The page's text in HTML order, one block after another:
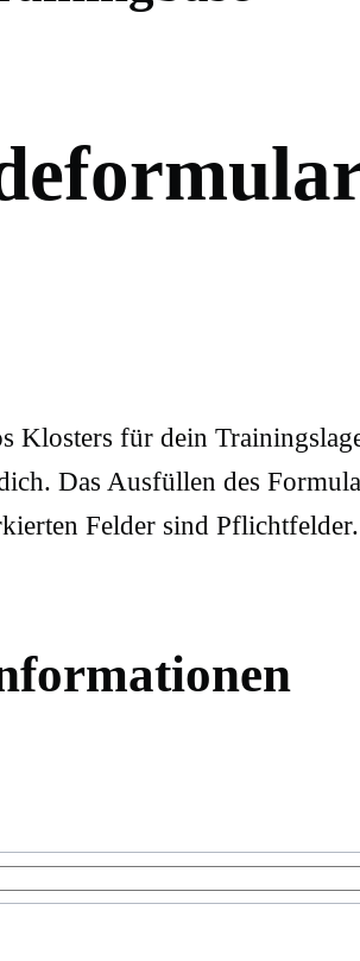
Klosters für dein
Das Ausfüllen des
Felder sind